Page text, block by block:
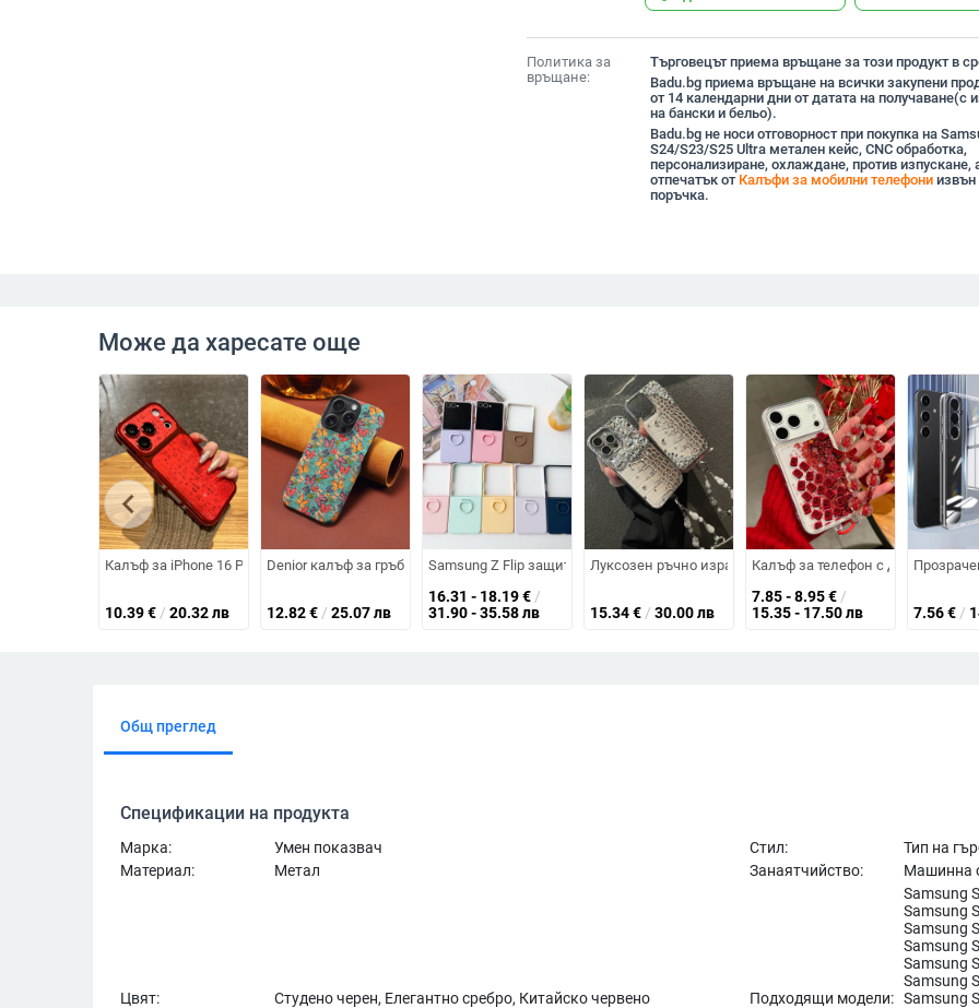
Политика за
връщане:
Търговецът приема връщане за този продукт в
Badu.bg приема връщане на всички закупени
от 14 календарни дни от датата на получаване(с
на бански и бельо).
Badu.bg не носи отговорност при покупка на
S24/S23/S25 Ultra метален кейс, CNC обработка,
персонализиране, охлаждане, против изпускане,
отпечатък от Калъфи за мобилни телефониизвън
поръчка.
Може да харесате още
Калъф за iPhone 16 Pro Max – пълна защита против изпускане и анти-плъзгане; материали: TPU меки ръбове + PC корпус +
10.39€ / 20.32 лв
Denior калъф за гръб от корк за iPhone 14 Pro / Pro Max / 14 Max, ръчна изработка, антипадане
12.82€ / 25.07 лв
Samsung Z Flip защитен калъф с голям прозорец и пръстен за държане,
16.31 - 18.19€ /
31.90 - 35.58 лв
Луксозен ръчно изработен калъф за телефон с
15.34€ / 30.00 лв
Калъф за телефон с дизайн на
7.85 - 8.95€ /
15.35 - 17.50 лв
7.56€ /
chevron_left
Общ преглед
Спецификации на продукта
Марка: Умен показвач Стил:
Тип на
Материал:
Метал Занаятчийство: Машинна
Цвят: Студено черен, Елегантно сребро, Китайско червено Подходящи модели:
Samsung
Samsung
Samsung
Samsung
Samsung
Samsung
Samsung